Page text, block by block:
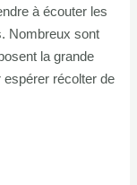
à écouter les
Nombreux sont
la grande
récolter de